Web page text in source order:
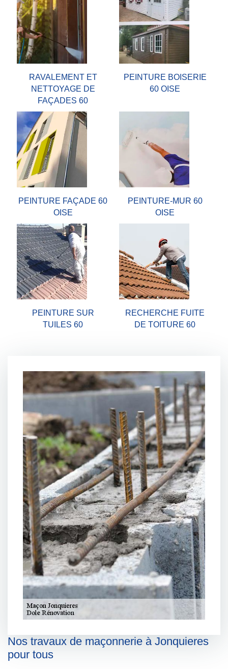
RAVALEMENT ET
NETTOYAGE DE
FAÇADES 60
PEINTURE BOISERIE
60 OISE
PEINTURE FAÇADE 60
OISE
PEINTURE-MUR 60
OISE
PEINTURE SUR
TUILES 60
RECHERCHE FUITE
DE TOITURE 60
Nos travaux de maçonnerie à Jonquieres
pour tous